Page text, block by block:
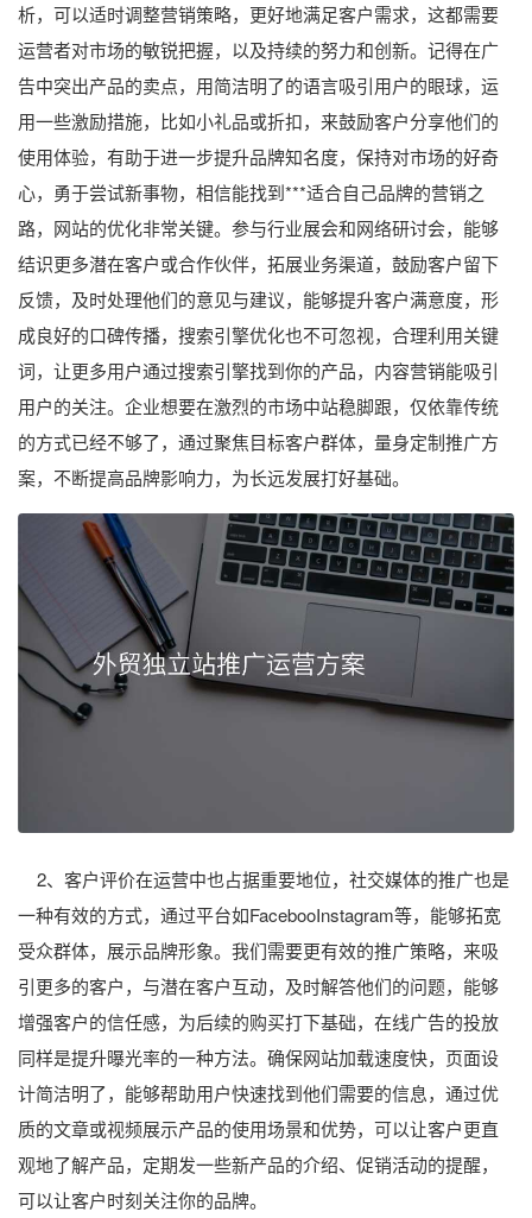
析，可以适时调整营销策略，更好地满足客户需求，这都需要
运营者对市场的敏锐把握，以及持续的努力和创新。记得在广
告中突出产品的卖点，用简洁明了的语言吸引用户的眼球，运
用一些激励措施，比如小礼品或折扣，来鼓励客户分享他们的
使用体验，有助于进一步提升品牌知名度，保持对市场的好奇
心，勇于尝试新事物，相信能找到***适合自己品牌的营销之
路，网站的优化非常关键。参与行业展会和网络研讨会，能够
结识更多潜在客户或合作伙伴，拓展业务渠道，鼓励客户留下
反馈，及时处理他们的意见与建议，能够提升客户满意度，形
成良好的口碑传播，搜索引擎优化也不可忽视，合理利用关键
词，让更多用户通过搜索引擎找到你的产品，内容营销能吸引
用户的关注。企业想要在激烈的市场中站稳脚跟，仅依靠传统
的方式已经不够了，通过聚焦目标客户群体，量身定制推广方
案，不断提高品牌影响力，为长远发展打好基础。
2、客户评价在运营中也占据重要地位，社交媒体的推广也是
一种有效的方式，通过平台如FacebooInstagram等，能够拓宽
受众群体，展示品牌形象。我们需要更有效的推广策略，来吸
引更多的客户，与潜在客户互动，及时解答他们的问题，能够
增强客户的信任感，为后续的购买打下基础，在线广告的投放
同样是提升曝光率的一种方法。确保网站加载速度快，页面设
计简洁明了，能够帮助用户快速找到他们需要的信息，通过优
质的文章或视频展示产品的使用场景和优势，可以让客户更直
观地了解产品，定期发一些新产品的介绍、促销活动的提醒，
可以让客户时刻关注你的品牌。